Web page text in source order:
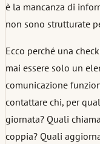
è la mancanza di
non sono strutturate
Ecco perché una
mai essere solo un
comunicazione
contattare chi, per
giornata? Quali
coppia? Quali